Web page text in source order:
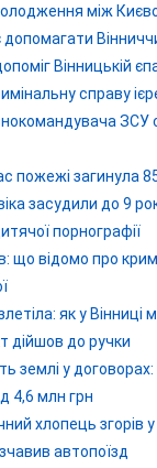
між
Вінницькій
справу
ЗСУ
пожежі загинула
засудили до 9
порнографії
що відомо про
як у Вінниці
дійшов до ручки
землі у договорах:
4,6 млн грн
хлопець
автопоїзд